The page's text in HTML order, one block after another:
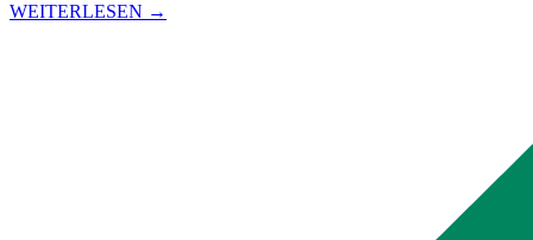
WEITERLESEN →